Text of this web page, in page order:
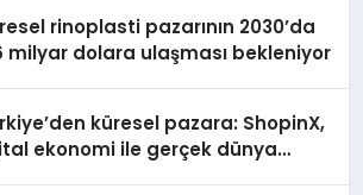
rinoplasti pazarının 2030’da
milyar dolara ulaşması bekleniyor
küresel pazara: ShopinX,
ekonomi ile gerçek dünya